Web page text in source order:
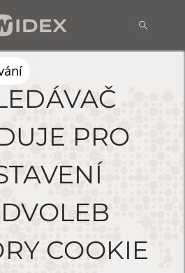
PRO
COOKIE